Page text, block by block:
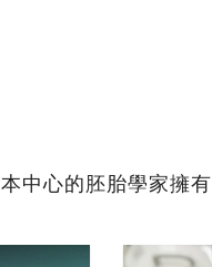
本中心的胚胎學家擁